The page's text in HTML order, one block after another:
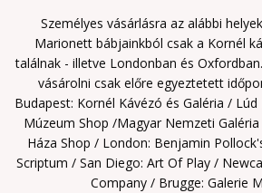
Személyes vásárlásra az alábbi
Marionett bábjainkból csak a Kornél
találnak - illetve Londonban és
vásárolni csak előre egyeztetett
Budapest: Kornél Kávézó és Galéria /
Múzeum Shop /Magyar Nemzeti
Háza Shop / London: Benjamin
Scriptum / San Diego: Art Of Play /
Company / Brugge: Galerie